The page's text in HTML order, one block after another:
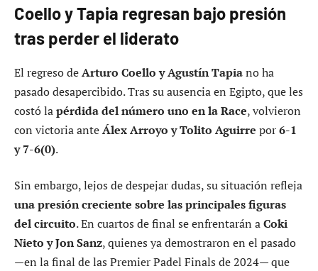
Coello y Tapia regresan bajo presión
tras perder el liderato
El regreso deArturo Coello y Agustín Tapiano ha
pasado desapercibido. Tras su ausencia en Egipto, que les
costó lapérdida del número uno en la Race, volvieron
con victoria anteÁlex Arroyo y Tolito Aguirre por6-1
y 7-6(0).
Sin embargo, lejos de despejar dudas, su situación refleja
una presión creciente sobre las principales figuras
del circuito. En cuartos de final se enfrentarán aCoki
Nieto y Jon Sanz, quienes ya demostraron en el pasado
—en la final de las Premier Padel Finals de 2024— que